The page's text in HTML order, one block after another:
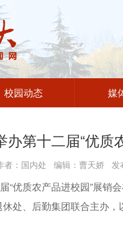
校园动态 媒
办第十二届“优质
者：国内处 编辑：曹天娇
“优质农产品进校园”展销
处、后勤集团联合主办